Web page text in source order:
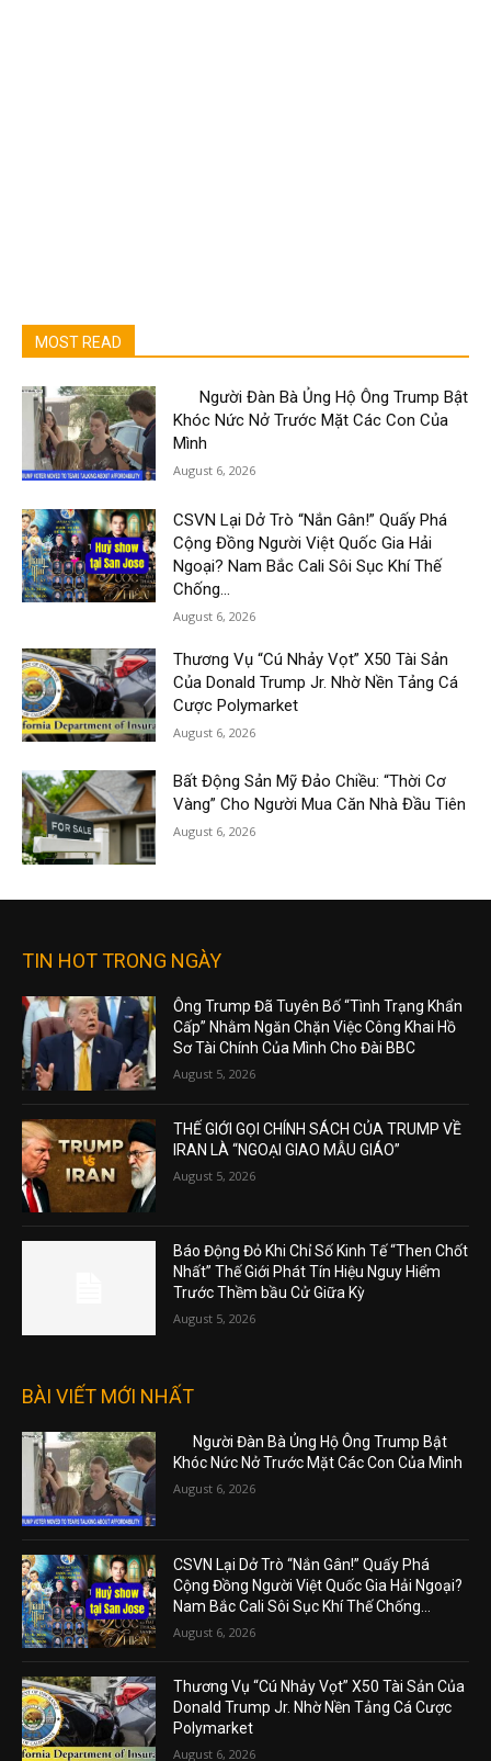
MOST READ
Người Đàn Bà Ủng Hộ Ông Trump Bật
Khóc Nức Nở Trước Mặt Các Con Của
Mình
August 6, 2026
CSVN Lại Dở Trò “Nắn Gân!” Quấy Phá
Cộng Đồng Người Việt Quốc Gia Hải
Ngoại? Nam Bắc Cali Sôi Sục Khí Thế
Chống...
August 6, 2026
Thương Vụ “Cú Nhảy Vọt” X50 Tài Sản
Của Donald Trump Jr. Nhờ Nền Tảng Cá
Cược Polymarket
August 6, 2026
Bất Động Sản Mỹ Đảo Chiều: “Thời Cơ
Vàng” Cho Người Mua Căn Nhà Đầu Tiên
August 6, 2026
TIN HOT TRONG NGÀY
Ông Trump Đã Tuyên Bố “Tình Trạng Khẩn
Cấp” Nhằm Ngăn Chặn Việc Công Khai Hồ
Sơ Tài Chính Của Mình Cho Đài BBC
August 5, 2026
THẾ GIỚI GỌI CHÍNH SÁCH CỦA TRUMP VỀ
IRAN LÀ “NGOẠI GIAO MẪU GIÁO”
August 5, 2026
Báo Động Đỏ Khi Chỉ Số Kinh Tế “Then Chốt
Nhất” Thế Giới Phát Tín Hiệu Nguy Hiểm
Trước Thềm bầu Cử Giữa Kỳ
August 5, 2026
BÀI VIẾT MỚI NHẤT
Người Đàn Bà Ủng Hộ Ông Trump Bật
Khóc Nức Nở Trước Mặt Các Con Của Mình
August 6, 2026
CSVN Lại Dở Trò “Nắn Gân!” Quấy Phá
Cộng Đồng Người Việt Quốc Gia Hải Ngoại?
Nam Bắc Cali Sôi Sục Khí Thế Chống...
August 6, 2026
Thương Vụ “Cú Nhảy Vọt” X50 Tài Sản Của
Donald Trump Jr. Nhờ Nền Tảng Cá Cược
Polymarket
August 6, 2026